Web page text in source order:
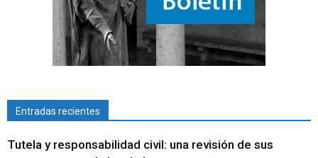
Entradas recientes
Tutela y responsabilidad civil: una revisión de sus